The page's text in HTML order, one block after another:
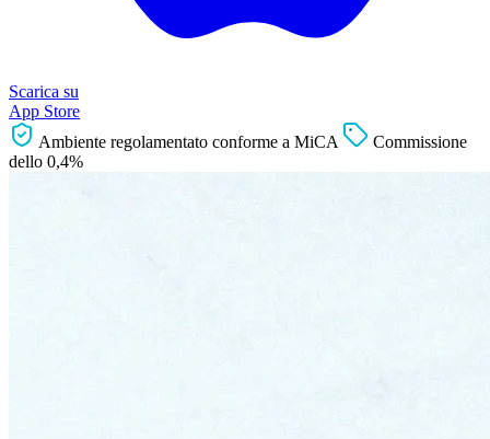
Scarica su
App Store
Ambiente regolamentato conforme a MiCA
Commissione
dello 0,4%